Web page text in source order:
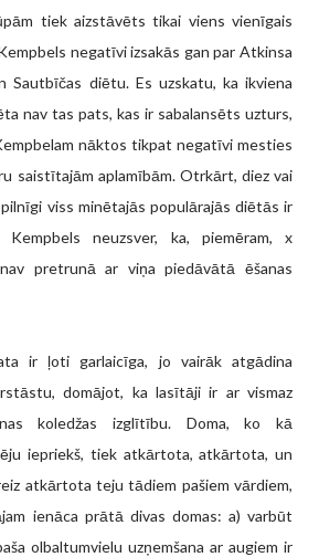
tiek aizstāvēts tikai viens vienīgais
negatīvi izsakās gan par Atkinsa
Sautbīčas diētu. Es uzskatu, ka ikviena
nav tas pats, kas ir sabalansēts uzturs,
nāktos tikpat negatīvi mesties
saistītajām aplamībām. Otrkārt, diez vai
viss minētajās populārajās diētās ir
neuzsver, ka, piemēram, x
pretrunā ar viņa piedāvātā ēšanas
ir ļoti garlaicīga, jo vairāk atgādina
domājot, ka lasītāji ir ar vismaz
koledžas izglītību. Doma, ko kā
iepriekš, tiek atkārtota, atkārtota, un
atkārtota teju tādiem pašiem vārdiem,
ienāca prātā divas domas: a) varbūt
olbaltumvielu uzņemšana ar augiem ir